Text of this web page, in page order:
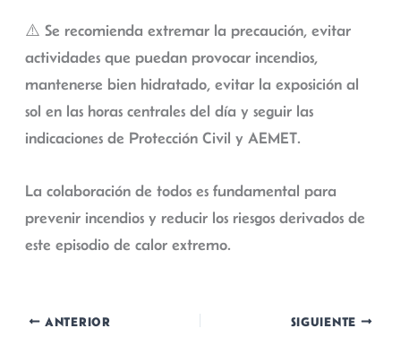
⚠️ Se recomienda extremar la precaución, evitar
actividades que puedan provocar incendios,
mantenerse bien hidratado, evitar la exposición al
sol en las horas centrales del día y seguir las
indicaciones de Protección Civil y AEMET.
La colaboración de todos es fundamental para
prevenir incendios y reducir los riesgos derivados de
este episodio de calor extremo.
ANTERIOR SIGUIENTE